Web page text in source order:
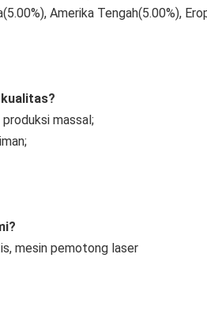
Amerika Tengah(5.00%),
massal;
mesin pemotong laser